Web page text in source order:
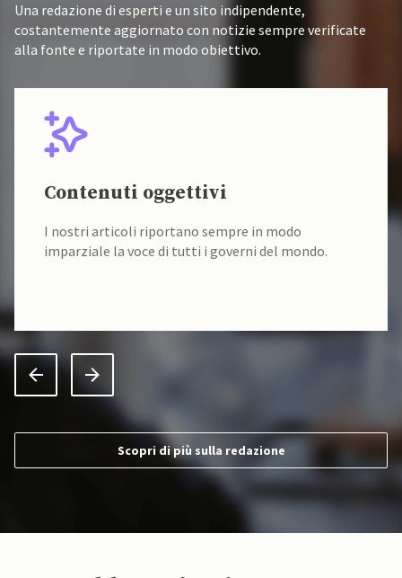
Una redazione di esperti e un sito indipendente,
costantemente aggiornato con notizie sempre verificate
alla fonte e riportate in modo obiettivo.
Contenuti oggettivi
I nostri articoli riportano sempre in modo
imparziale la voce di tutti i governi del mondo.
Scopri di più sulla redazione